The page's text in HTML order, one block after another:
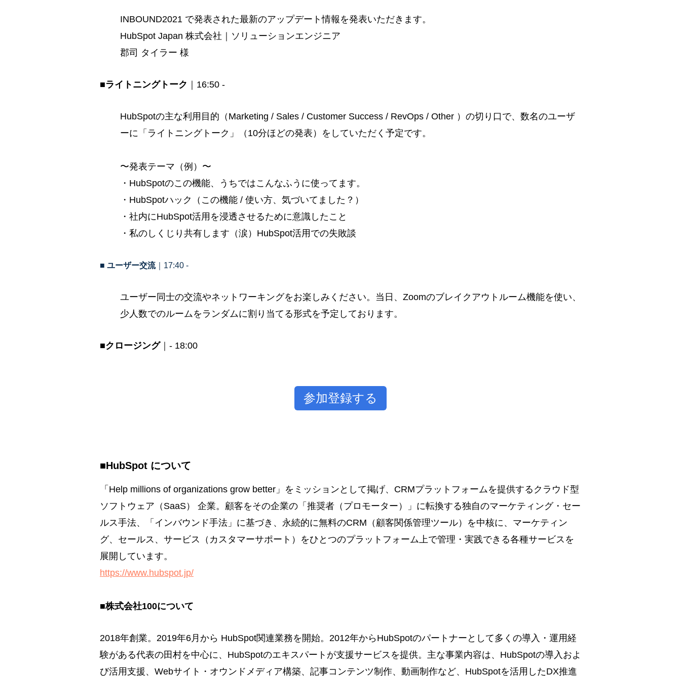
INBOUND2021 で発表された最新のアップデート情報を発表いただきます。
HubSpot Japan 株式会社｜ソリューションエンジニア
郡司 タイラー 様
■ライトニングトーク ｜16:50 -
HubSpotの主な利用目的（Marketing / Sales / Customer Success / RevOps / Other ）の切り口で、数名のユーザ
ーに「ライトニングトーク」（10分ほどの発表）をしていただく予定です。
〜発表テーマ（例）〜
・HubSpotのこの機能、うちではこんなふうに使ってます。
・HubSpotハック（この機能 / 使い方、気づいてました？）
・社内にHubSpot活用を浸透させるために意識したこと
・私のしくじり共有します（涙）HubSpot活用での失敗談
■ ユーザー交流｜17:40 -
ユーザー同士の交流やネットワーキングをお楽しみください。当日、Zoomのブレイクアウトルーム機能を使い、
少人数でのルームをランダムに割り当てる形式を予定しております。
■クロージング｜- 18:00
参加登録する
■HubSpot について
「Help millions of organizations grow better」をミッションとして掲げ、CRMプラットフォームを提供するクラウド型
ソフトウェア（SaaS） 企業。顧客をその企業の「推奨者（プロモーター）」に転換する独自のマーケティング・セー
ルス手法、「インバウンド手法」に基づき、永続的に無料のCRM（顧客関係管理ツール）を中核に、マーケティン
グ、セールス、サービス（カスタマーサポート）をひとつのプラットフォーム上で管理・実践できる各種サービスを
展開しています。
https://www.hubspot.jp/
■株式会社100について
2018年創業。2019年6月から HubSpot関連業務を開始。2012年からHubSpotのパートナーとして多くの導入・運用経
験がある代表の田村を中心に、HubSpotのエキスパートが支援サービスを提供。主な事業内容は、HubSpotの導入およ
び活用支援、Webサイト・オウンドメディア構築、記事コンテンツ制作、動画制作など、HubSpotを活用したDX推進